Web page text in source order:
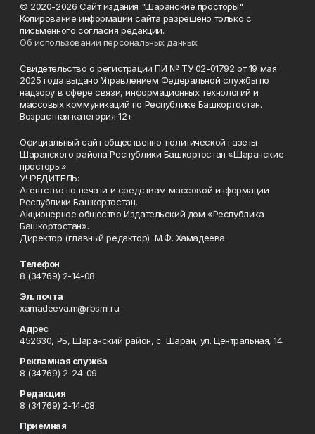
© 2020-2026 Сайт издания "Шаранские просторы".
Копирование информации сайта разрешено только с
письменного согласия редакции.
Об использовании персональных данных
Свидетельство о регистрации ПИ № ТУ 02-01792 от 19 мая
2025 года выдано Управлением Федеральной службы по
надзору в сфере связи, информационных технологий и
массовых коммуникаций по Республике Башкортостан.
Возрастная категория 12+
Официальный сайт общественно-политической газеты
Шаранского района Республики Башкортостан «Шаранские
просторы»
УЧРЕДИТЕЛЬ:
Агентство по печати и средствам массовой информации
Республики Башкортостан,
Акционерное общество Издательский дом «Республика
Башкортостан».
Директор (главный редактор) М.Ф. Хамадеева.
Телефон
8 (34769) 2-14-08
Эл. почта
xamadeeva.m@rbsmi.ru
Адрес
452630, РБ, Шаранский район, с. Шаран, ул. Центральная, 14
Рекламная служба
8 (34769) 2-24-09
Редакция
8 (34769) 2-14-08
Приемная